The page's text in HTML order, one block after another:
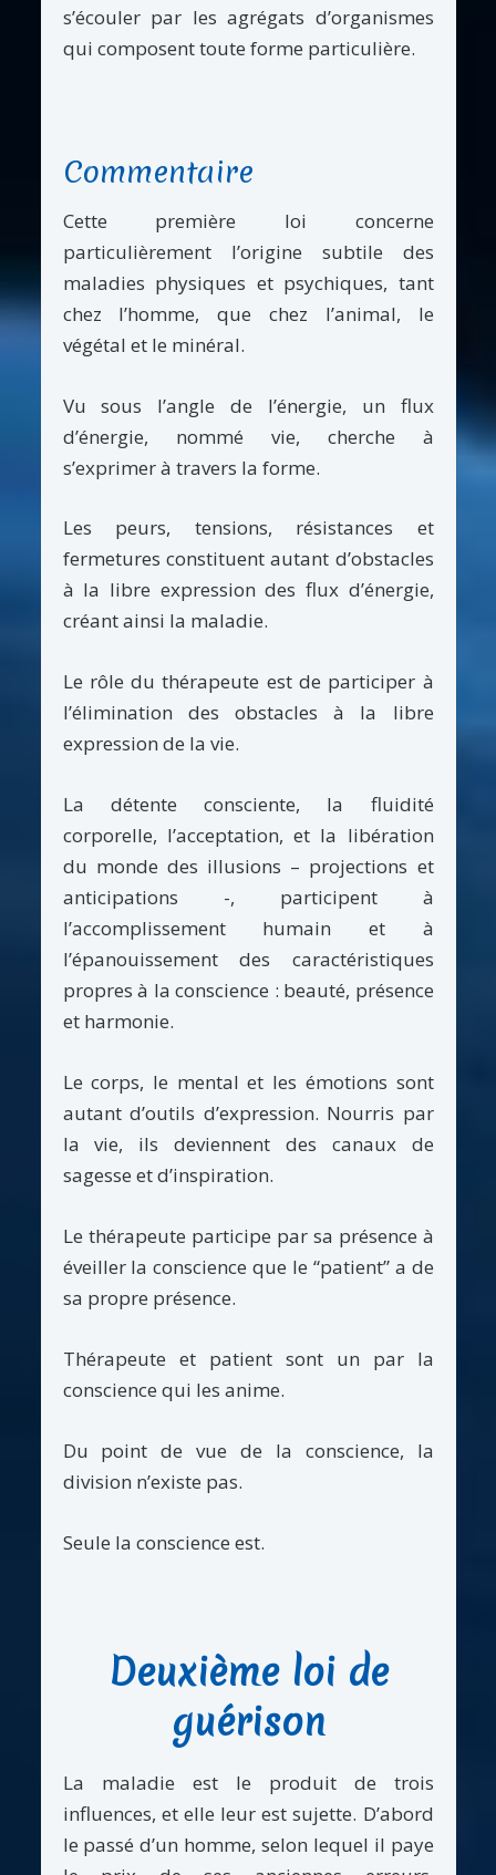
s’écouler par les agrégats d’organismes
qui composent toute forme particulière.
Commentaire
Cette première loi concerne
particulièrement l’origine subtile des
maladies physiques et psychiques, tant
chez l’homme, que chez l’animal, le
végétal et le minéral.
Vu sous l’angle de l’énergie, un flux
d’énergie, nommé vie, cherche à
s’exprimer à travers la forme.
Les peurs, tensions, résistances et
fermetures constituent autant d’obstacles
à la libre expression des flux d’énergie,
créant ainsi la maladie.
Le rôle du thérapeute est de participer à
l’élimination des obstacles à la libre
expression de la vie.
La détente consciente, la fluidité
corporelle, l’acceptation, et la libération
du monde des illusions – projections et
anticipations -, participent à
l’accomplissement humain et à
l’épanouissement des caractéristiques
propres à la conscience : beauté, présence
et harmonie.
Le corps, le mental et les émotions sont
autant d’outils d’expression. Nourris par
la vie, ils deviennent des canaux de
sagesse et d’inspiration.
Le thérapeute participe par sa présence à
éveiller la conscience que le “patient” a de
sa propre présence.
Thérapeute et patient sont un par la
conscience qui les anime.
Du point de vue de la conscience, la
division n’existe pas.
Seule la conscience est.
Deuxième loi de
guérison
La maladie est le produit de trois
influences, et elle leur est sujette. D’abord
le passé d’un homme, selon lequel il paye